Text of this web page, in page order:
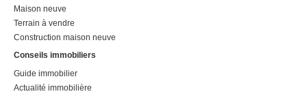
Maison neuve
Terrain à vendre
Construction maison neuve
Conseils immobiliers
Guide immobilier
Actualité immobilière